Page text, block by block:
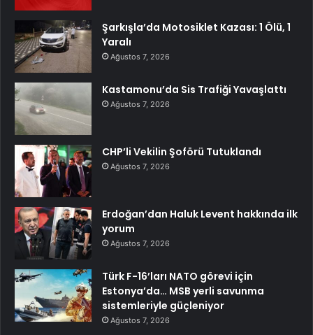
Şarkışla’da Motosiklet Kazası: 1 Ölü, 1
Yaralı
Ağustos 7, 2026
Kastamonu’da Sis Trafiği Yavaşlattı
Ağustos 7, 2026
CHP’li Vekilin Şoförü Tutuklandı
Ağustos 7, 2026
Erdoğan’dan Haluk Levent hakkında ilk
yorum
Ağustos 7, 2026
Türk F-16’ları NATO görevi için
Estonya’da… MSB yerli savunma
sistemleriyle güçleniyor
Ağustos 7, 2026